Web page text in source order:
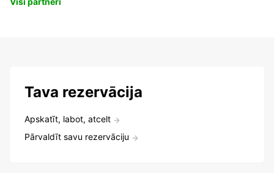
Tava rezervācija
Apskatīt, labot, atcelt
Pārvaldīt savu rezervāciju